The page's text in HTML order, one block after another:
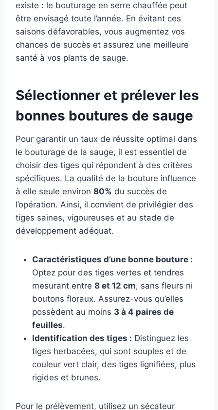
existe : le bouturage en serre chauffée peut
être envisagé toute l’année. En évitant ces
saisons défavorables, vous augmentez vos
chances de succès et assurez une meilleure
santé à vos plants de sauge.
Sélectionner et prélever les
bonnes boutures de sauge
Pour garantir un taux de réussite optimal dans
le bouturage de la sauge, il est essentiel de
choisir des tiges qui répondent à des critères
spécifiques. La qualité de la bouture influence
à elle seule environ 80% du succès de
l’opération. Ainsi, il convient de privilégier des
tiges saines, vigoureuses et au stade de
développement adéquat.
Caractéristiques d’une bonne bouture :
Optez pour des tiges vertes et tendres
mesurant entre 8 et 12 cm, sans fleurs ni
boutons floraux. Assurez-vous qu’elles
possèdent au moins 3 à 4 paires de
feuilles.
Identification des tiges : Distinguez les
tiges herbacées, qui sont souples et de
couleur vert clair, des tiges lignifiées, plus
rigides et brunes.
Pour le prélèvement, utilisez un sécateur